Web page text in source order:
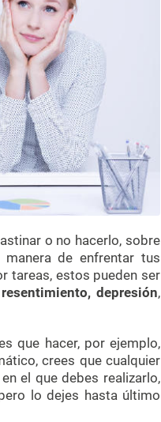
o no hacerlo, sobre
de enfrentar tus
tareas, estos pueden ser
depresión,
que hacer, por ejemplo,
crees que cualquier
el que debes realizarlo,
lo dejes hasta último